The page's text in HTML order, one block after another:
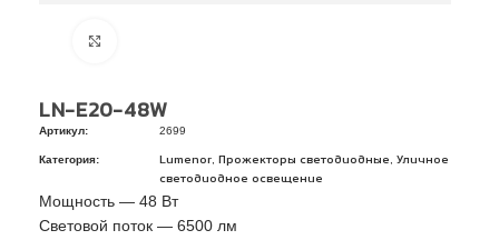
LN-E20-48W
Артикул: 2699
Категория: Lumenor Прожекторы светодиодные
Уличное
светодиодное освещение
Мощность — 48 Вт
Световой поток — 6500 лм